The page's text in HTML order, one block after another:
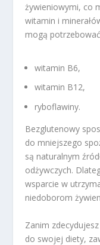
żywieniowymi, co
witamin i
mogą
witamin B6,
witamin B12,
ryboflawiny.
Bezglutenowy
do mniejszego
są naturalnym
odżywczych.
wsparcie w
niedoborom
Zanim
do swojej diety,